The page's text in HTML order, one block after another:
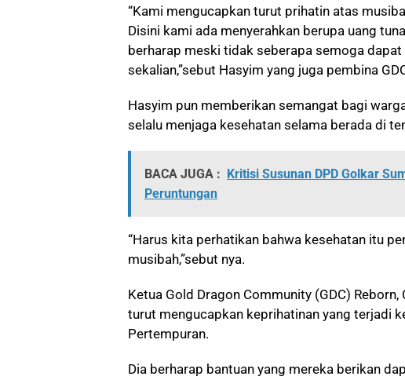
“Kami mengucapkan turut prihatin atas
Disini kami ada menyerahkan berupa uang
berharap meski tidak seberapa semoga
sekalian,”sebut Hasyim yang juga pembina
Hasyim pun memberikan semangat bagi
selalu menjaga kesehatan selama berada di
BACA JUGA : Kritisi Susunan DPD Golkar
Peruntungan
“Harus kita perhatikan bahwa kesehatan itu
musibah,”sebut nya.
Ketua Gold Dragon Community (GDC)
turut mengucapkan keprihatinan yang terjadi
Pertempuran.
Dia berharap bantuan yang mereka berikan